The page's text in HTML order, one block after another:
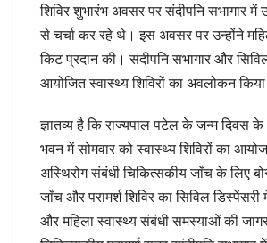
शिविर शुभारंभ अवसर पर संदीपनि सभागार में
से चर्चा कर रहे थे। इस अवसर पर उन्होंने
किट प्रदान की। संदीपनि सभागार और
आयोजित स्वास्थ्य शिविरों का अवलोकन
ज्ञातव्य है कि राज्यपाल पटेल के जन्म दिवस
भवन में सोमवार को स्वास्थ्य शिविरों का
अस्थिरोग संबंधी चिकित्सकीय जाँच के लिए
जाँच और परामर्श शिविर का सिविल डिस्पेंसरी
और महिला स्वास्थ्य संबंधी समस्याओं की